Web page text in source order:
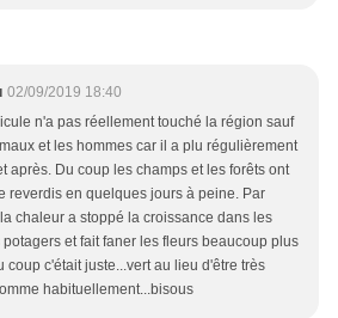
02/09/2019 18:40
n'a pas réellement touché la région sauf
et les hommes car il a plu régulièrement
après. Du coup les champs et les forêts ont
reverdis en quelques jours à peine. Par
chaleur a stoppé la croissance dans les
et fait faner les fleurs beaucoup plus
coup c'était juste...vert au lieu d'être très
habituellement...bisous